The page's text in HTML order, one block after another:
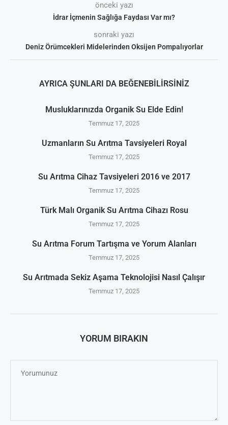
önceki yazı
İdrar İçmenin Sağlığa Faydası Var mı?
sonraki yazı
Deniz Örümcekleri Midelerinden Oksijen Pompalıyorlar
AYRICA ŞUNLARI DA BEĞENEBILIRSINIZ
Musluklarınızda Organik Su Elde Edin!
Temmuz 17, 2025
Uzmanların Su Arıtma Tavsiyeleri Royal
Temmuz 17, 2025
Su Arıtma Cihaz Tavsiyeleri 2016 ve 2017
Temmuz 17, 2025
Türk Malı Organik Su Arıtma Cihazı Rosu
Temmuz 17, 2025
Su Arıtma Forum Tartışma ve Yorum Alanları
Temmuz 17, 2025
Su Arıtmada Sekiz Aşama Teknolojisi Nasıl Çalışır
Temmuz 17, 2025
YORUM BIRAKIN